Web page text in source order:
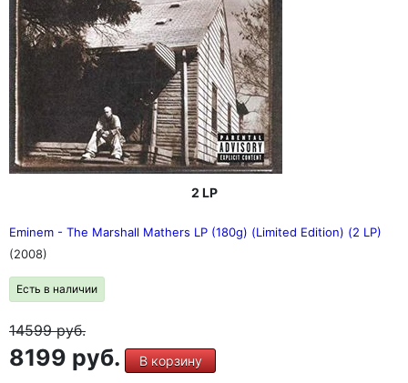
2 LP
Eminem - The Marshall Mathers LP (180g) (Limited Edition) (2 LP)
(2008)
Есть в наличии
14599руб.
8199 руб. В корзину